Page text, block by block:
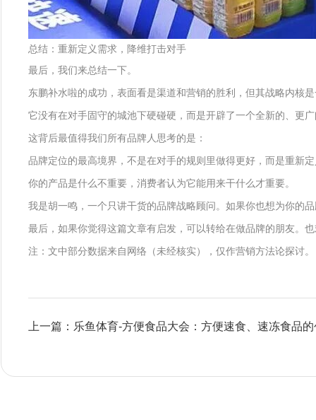
总结：重新定义需求，降维打击对手
最后，我们来总结一下。
东鹏补水啦的成功，表面看是渠道和营销的胜利，但其战略内核
它没有在对手固守的城池下硬碰硬，而是开辟了一个全新的、更
这背后最值得我们所有品牌人思考的是：
品牌定位的最高境界，不是在对手的规则里做得更好，而是重新
你的产品是什么不重要，消费者认为它能用来干什么才重要。
我是胡一鸣，一个只讲干货的品牌战略顾问。如果你也想为你的
最后，如果你觉得这篇文章有启发，可以转给在做品牌的朋友。
注：文中部分数据来自网络（未经核实），仅作营销方法论探讨。
上一篇：乐鱼体育-方便食品大会：方便速食、速冻食品